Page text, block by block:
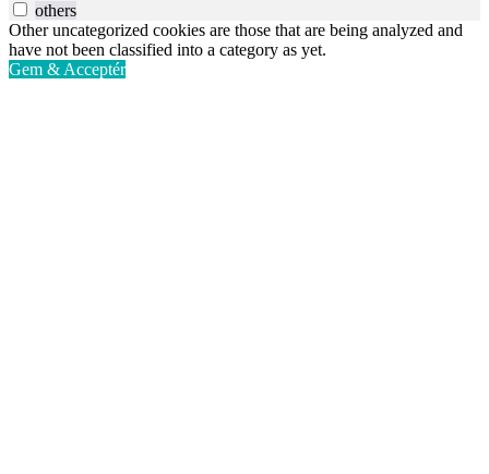
others
Other uncategorized cookies are those that are being analyzed and
have not been classified into a category as yet.
Gem & Acceptér